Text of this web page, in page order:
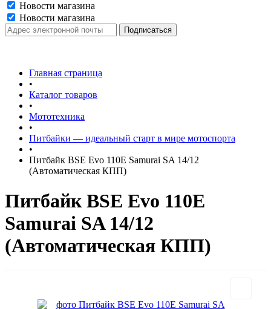
Новости магазина
Новости магазина
Главная страница
•
Каталог товаров
•
Мототехника
•
Питбайки — идеальный старт в мире мотоспорта
•
Питбайк BSE Evo 110E Samurai SA 14/12
(Автоматическая КПП)
Питбайк BSE Evo 110E
Samurai SA 14/12
(Автоматическая КПП)